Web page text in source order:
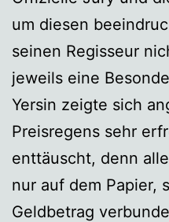
um diesen
seinen Regisseur
jeweils eine
Yersin zeigte sich
Preisregens sehr
enttäuscht, denn
nur auf dem Papier,
Geldbetrag